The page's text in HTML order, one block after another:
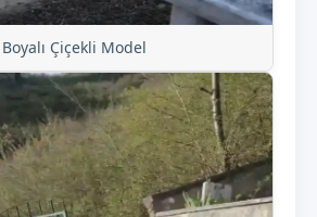
Boyalı Çiçekli Model